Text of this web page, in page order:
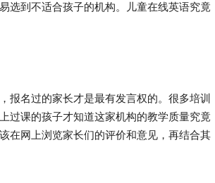
选到不适合孩子的机构。儿童在线英语究竟
名过的家长才是最有发言权的。很多培训
过课的孩子才知道这家机构的教学质量究竟
在网上浏览家长们的评价和意见，再结合其